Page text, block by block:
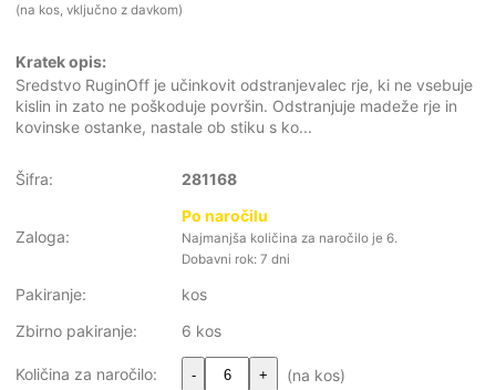
(na kos, vključno z davkom)
Kratek opis:
Sredstvo RuginOff je učinkovit odstranjevalec rje, ki ne vsebuje
kislin in zato ne poškoduje površin. Odstranjuje madeže rje in
kovinske ostanke, nastale ob stiku s ko...
Šifra: 281168
Zaloga:
Po naročilu
Najmanjša količina za naročilo je 6.
Dobavni rok: 7 dni
Pakiranje:
kos
Zbirno pakiranje:
6 kos
Količina za naročilo: - + (na kos)